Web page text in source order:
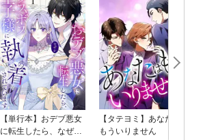
【単行本】おデブ悪女
に転生したら、なぜか
【タテヨミ】あなたは
もういりません